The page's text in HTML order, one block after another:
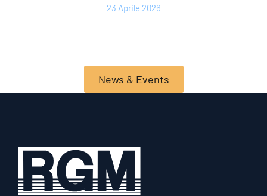
23 Aprile 2026
News & Events